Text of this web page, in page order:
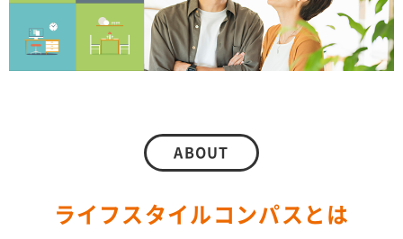
ABOUT
ライフスタイルコンパスとは